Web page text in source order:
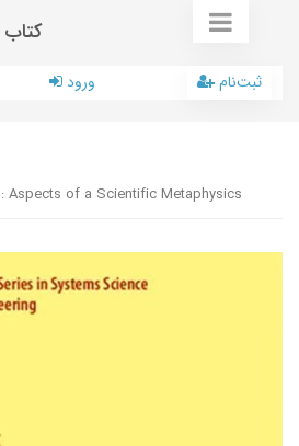
کتاب
ورود ثبت‌نام
Aspects of a Scientific Metaphysics